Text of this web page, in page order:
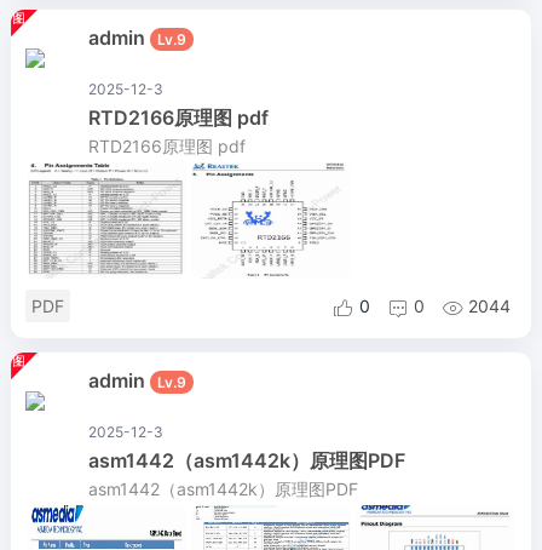
admin Lv.9
2025-12-3
RTD2166原理图 pdf
RTD2166原理图 pdf
PDF  0  0  2044
admin Lv.9
2025-12-3
asm1442（asm1442k）原理图PDF
asm1442（asm1442k）原理图PDF